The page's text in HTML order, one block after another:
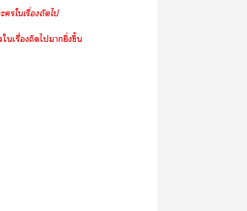
ใเรื่องถัดไ
เรื่องถัดไายิ่งขึ้น